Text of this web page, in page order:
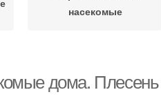
насекомые
дома.